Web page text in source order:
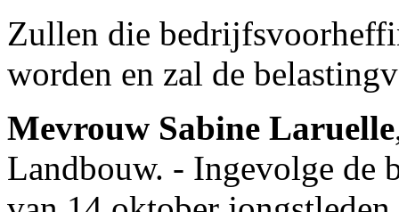
Zullen die
worden en zal de
Mevrouw Sabine Laruelle
Landbouw. - Ingevolge de